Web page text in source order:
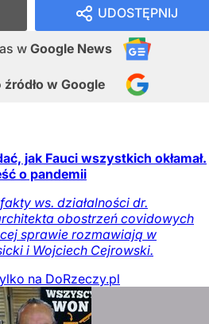
UDOSTĘPNIJ
w Google News
źródło w Google
jak Fauci wszystkich okłamał.
o pandemii
ws. działalności dr.
obostrzeń covidowych
sprawie rozmawiają w
i Wojciech Cejrowski.
na DoRzeczy.pl